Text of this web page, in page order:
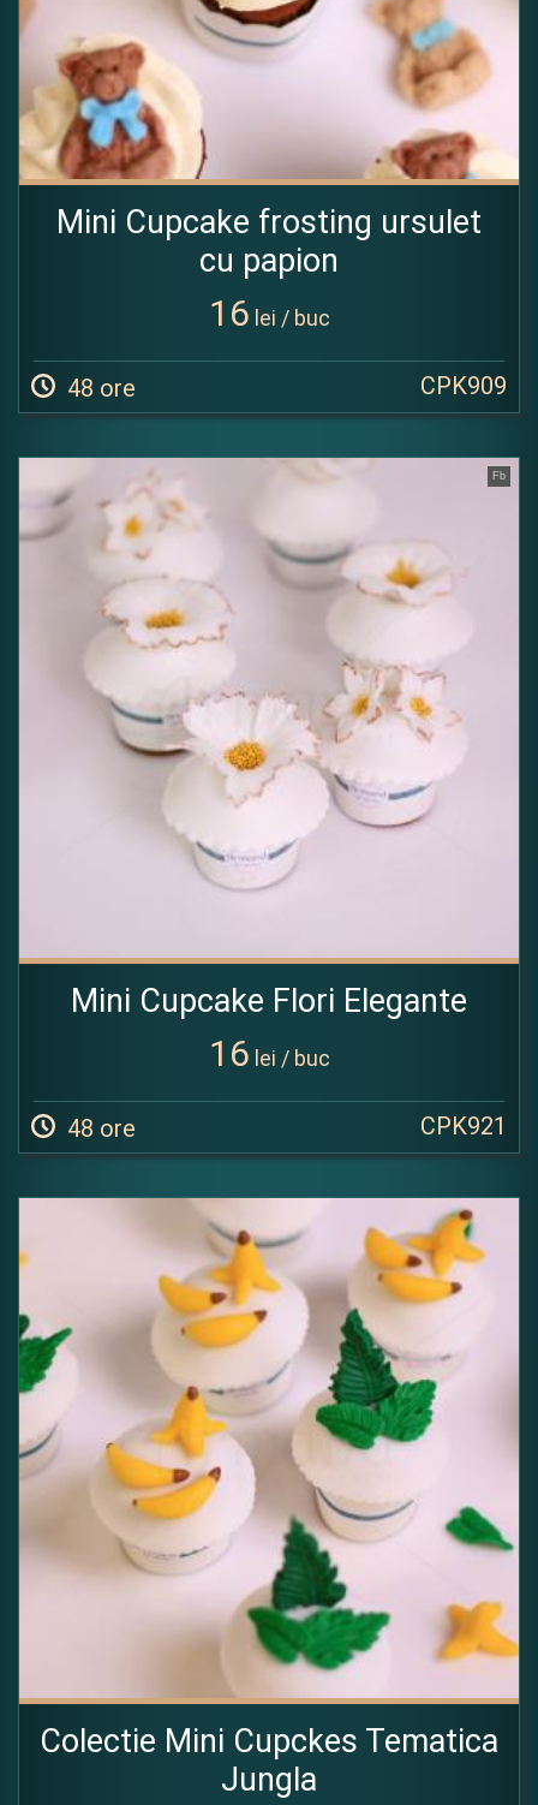
Mini Cupcake frosting ursulet
cu papion
16 lei / buc
48 ore CPK909
Fb
Mini Cupcake Flori Elegante
16 lei / buc
48 ore CPK921
Colectie Mini Cupckes Tematica
Jungla